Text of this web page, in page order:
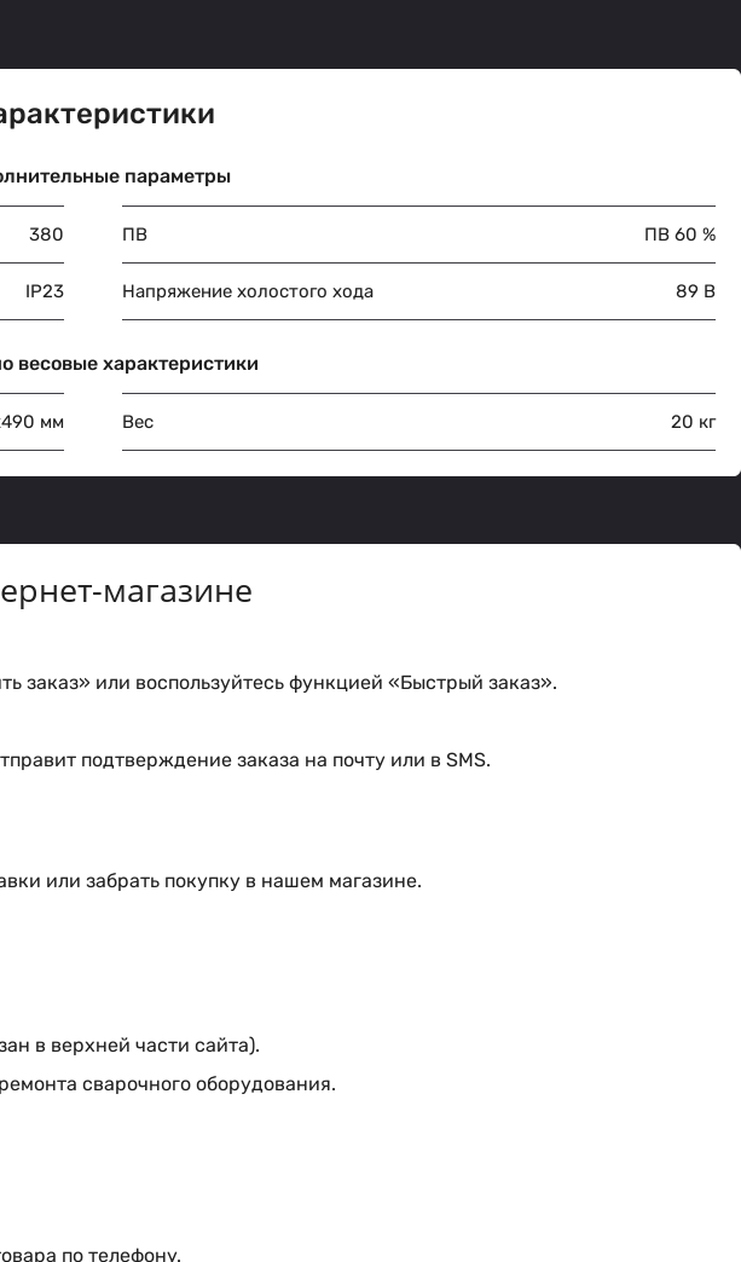
параметры
380 ПВ ПВ 60 %
IP23 Напряжение холостого хода 89 В
весовые характеристики
мм Вес 20 кг
магазине
заказ» или воспользуйтесь функцией «Быстрый заказ».
подтверждение заказа на почту или в SMS.
или забрать покупку в нашем магазине.
в верхней части сайта).
сварочного оборудования.
по телефону.